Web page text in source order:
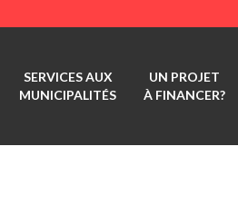
SERVICES AUX
MUNICIPALITÉS
UN PROJET
À FINANCER?